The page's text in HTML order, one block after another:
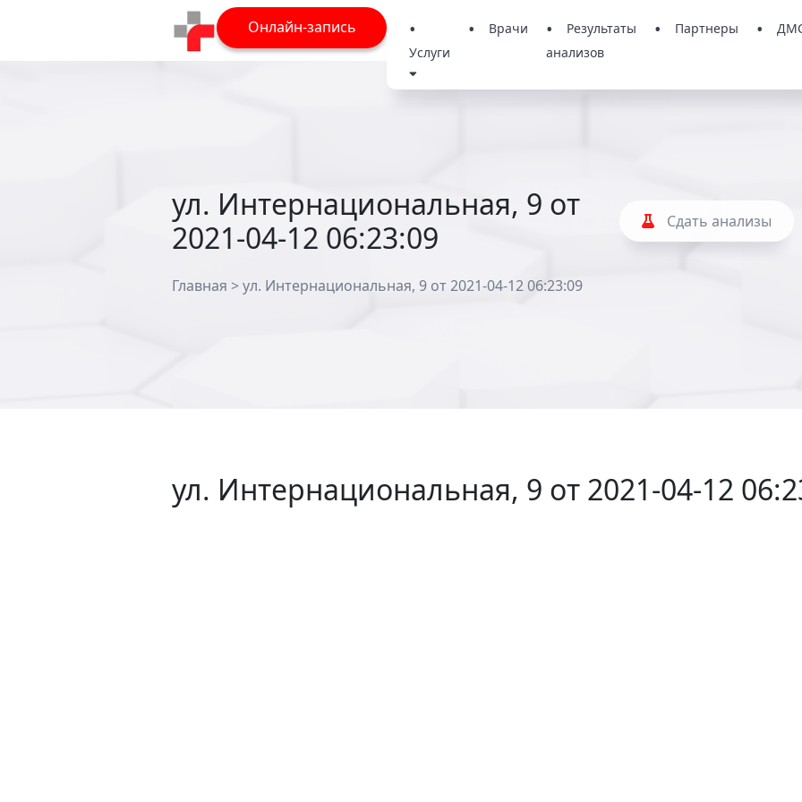
Онлайн-запись
Услуги
Врачи
Результаты
анализов
Партнеры
ул. Интернациональная, 9 от
2021-04-12 06:23:09
Сдать анализы
Главная >ул. Интернациональная, 9 от 2021-04-12 06:23:09
ул. Интернациональная, 9 от 2021-04-12